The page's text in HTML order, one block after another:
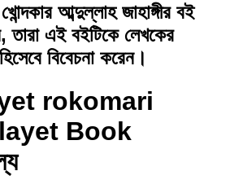
আব্দুল্লাহ জাহাঙ্গীর বই
তারা এই বইটিকে লেখকের
বিবেচনা করেন।
rokomari
Book